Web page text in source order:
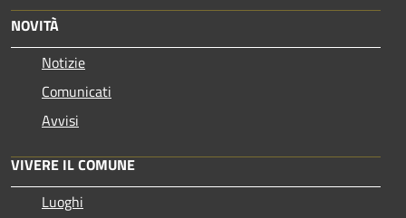
NOVITÀ
Notizie
Comunicati
Avvisi
VIVERE IL COMUNE
Luoghi